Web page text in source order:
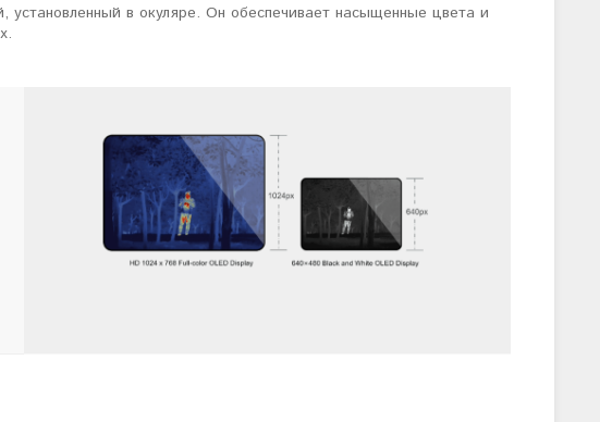
в окуляре. Он обеспечивает насыщенные цвета и